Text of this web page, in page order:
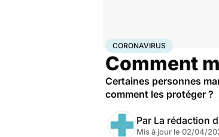
AccueilSantéMaladies
CORONAVIRUS
Comment
Certaines personnes
comment les protéger ?
Par La rédaction
Mis à jour le 02/04/